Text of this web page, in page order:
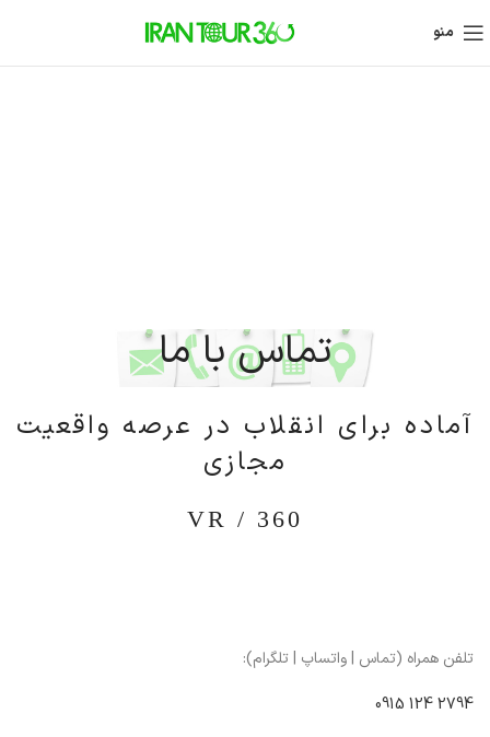
منو
تماس با ما
آماده برای انقلاب در عرصه واقعیت
مجازی
360 / VR
تلفن همراه (تماس | واتساپ | تلگرام):
0915 124 2794